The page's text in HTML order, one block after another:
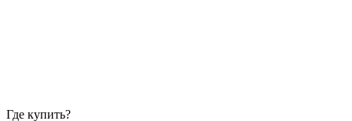
Где купить?